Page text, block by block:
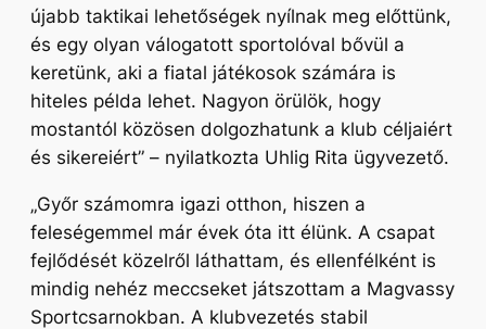
újabb taktikai lehetőségek nyílnak meg előttünk,
és egy olyan válogatott sportolóval bővül a
keretünk, aki a fiatal játékosok számára is
hiteles példa lehet. Nagyon örülök, hogy
mostantól közösen dolgozhatunk a klub céljaiért
és sikereiért” – nyilatkozta Uhlig Rita ügyvezető.
„Győr számomra igazi otthon, hiszen a
feleségemmel már évek óta itt élünk. A csapat
fejlődését közelről láthattam, és ellenfélként is
mindig nehéz meccseket játszottam a Magvassy
Sportcsarnokban. A klubvezetés stabil